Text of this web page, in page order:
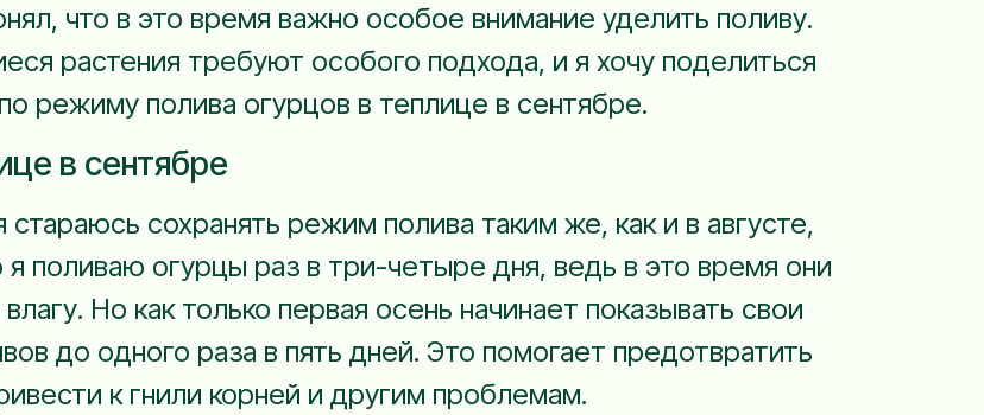
что в это время важно особое внимание уделить поливу.
растения требуют особого подхода, и я хочу поделиться
режиму полива огурцов в теплице в сентябре.
в сентябре
сохранять режим полива таким же, как и в августе,
поливаю огурцы раз в три-четыре дня, ведь в это время они
Но как только первая осень начинает показывать свои
до одного раза в пять дней. Это помогает предотвратить
к гнили корней и другим проблемам.